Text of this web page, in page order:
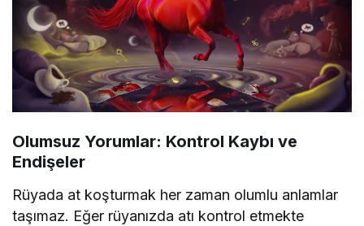
Olumsuz Yorumlar: Kontrol Kaybı ve
Endişeler
Rüyada at koşturmak her zaman olumlu anlamlar
taşımaz. Eğer rüyanızda atı kontrol etmekte